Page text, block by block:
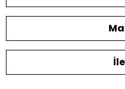
Çözümleri
İhtiyacınız olan kurumsal sarf
Endüstriyel